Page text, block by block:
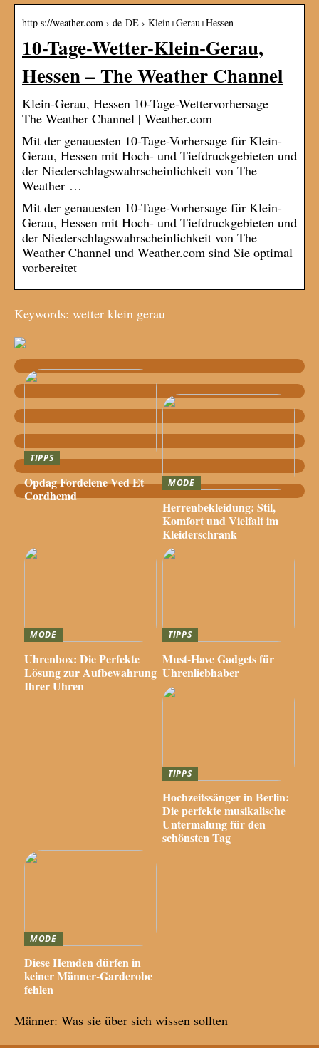
http s://weather.com › de-DE › Klein+Gerau+Hessen
10-Tage-Wetter-Klein-Gerau,
Hessen – The Weather Channel
Klein-Gerau, Hessen 10-Tage-Wettervorhersage –
The Weather Channel | Weather.com
Mit der genauesten 10-Tage-Vorhersage für Klein-
Gerau, Hessen mit Hoch- und Tiefdruckgebieten und
der Niederschlagswahrscheinlichkeit von The
Weather …
Mit der genauesten 10-Tage-Vorhersage für Klein-
Gerau, Hessen mit Hoch- und Tiefdruckgebieten und
der Niederschlagswahrscheinlichkeit von The
Weather Channel und Weather.com sind Sie optimal
vorbereitet
Keywords: wetter klein gerau
TIPPS
Opdag Fordelene Ved Et
Cordhemd
MODE
Herrenbekleidung: Stil,
Komfort und Vielfalt im
Kleiderschrank
MODE
Uhrenbox: Die Perfekte
Lösung zur Aufbewahrung
Ihrer Uhren
TIPPS
Must-Have Gadgets für
Uhrenliebhaber
TIPPS
Hochzeitssänger in Berlin:
Die perfekte musikalische
Untermalung für den
schönsten Tag
MODE
Diese Hemden dürfen in
keiner Männer-Garderobe
fehlen
Männer: Was sie über sich wissen sollten